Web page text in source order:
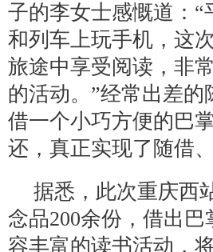
子的李女士感慨道：
和列车上玩手机，这
旅途中享受阅读，非
的活动。”经常出差
借一个小巧方便的巴
还，真正实现了随借
据悉，此次重庆西
念品200余份，借出
容丰富的读书活动，